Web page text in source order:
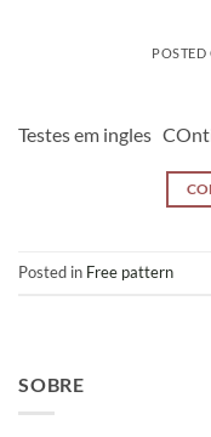
SOBRE
POSTED
Testes em ingles
Posted in Free pattern